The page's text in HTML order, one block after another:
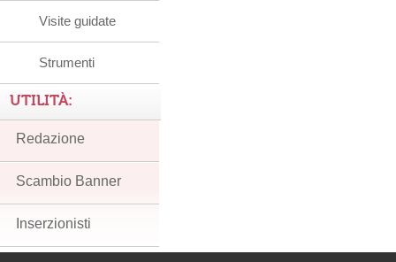
Visite guidate
Strumenti
UTILITÀ:
Redazione
Scambio Banner
Inserzionisti